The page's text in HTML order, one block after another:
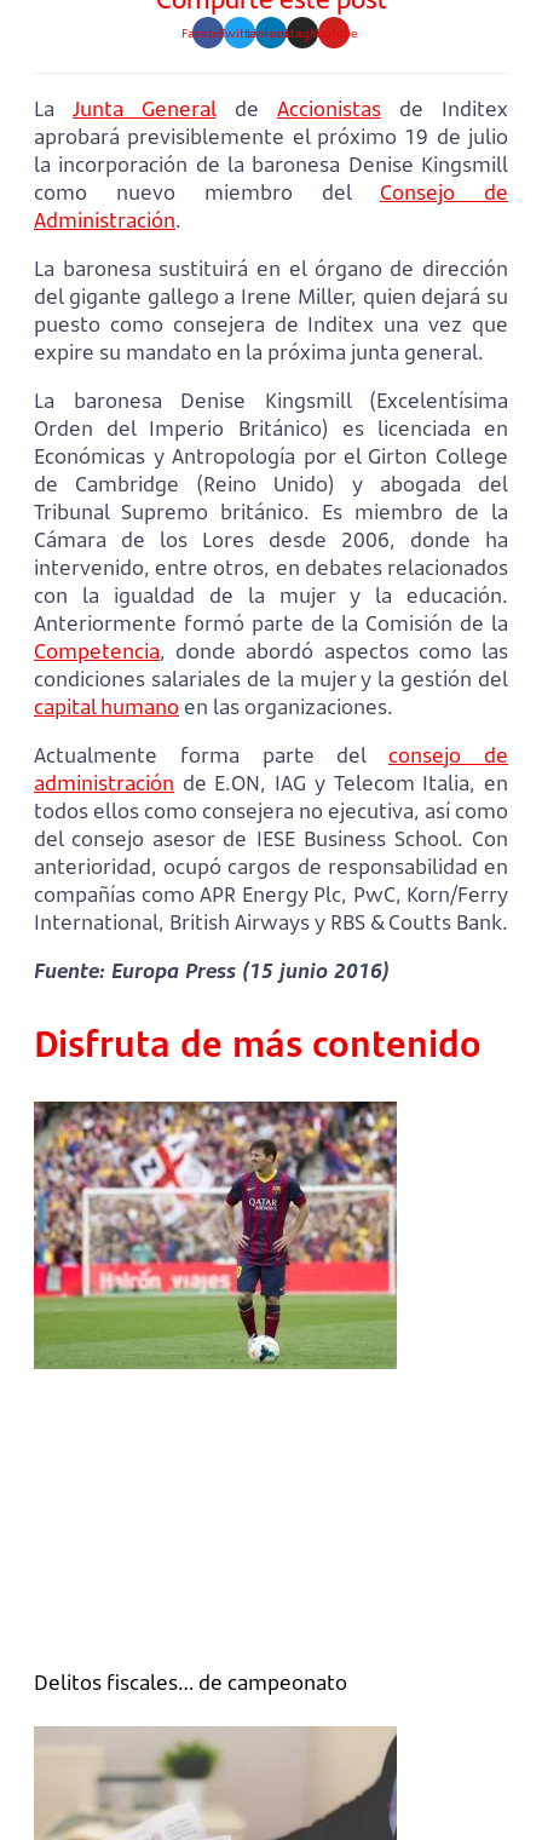
FacebookTwitterLinkedinInstagramYoutube
LaJunta Generalde Accionistasde Inditex
aprobará previsiblemente el próximo 19 de julio
la incorporación de la baronesa Denise Kingsmill
como nuevo miembro del Consejo de
Administración.
La baronesa sustituirá en el órgano de dirección
del gigante gallego a Irene Miller, quien dejará su
puesto como consejera de Inditex una vez que
expire su mandato en la próxima junta general.
La baronesa Denise Kingsmill (Excelentísima
Orden del Imperio Británico) es licenciada en
Económicas y Antropología por el Girton College
de Cambridge (Reino Unido) y abogada del
Tribunal Supremo británico. Es miembro de la
Cámara de los Lores desde 2006, donde ha
intervenido, entre otros, en debates relacionados
con la igualdad de la mujer y la educación.
Anteriormente formó parte de la Comisión de la
Competencia, donde abordó aspectos como las
condiciones salariales de la mujer y la gestión del
capital humanoen las organizaciones.
Actualmente forma parte delconsejo de
administración de E.ON, IAG y Telecom Italia, en
todos ellos como consejera no ejecutiva, así como
del consejo asesor de IESE Business School. Con
anterioridad, ocupó cargos de responsabilidad en
compañías como APR Energy Plc, PwC, Korn/Ferry
International, British Airways y RBS & Coutts Bank.
Fuente: Europa Press (15 junio 2016)
Disfruta de más contenido
Delitos fiscales… de campeonato